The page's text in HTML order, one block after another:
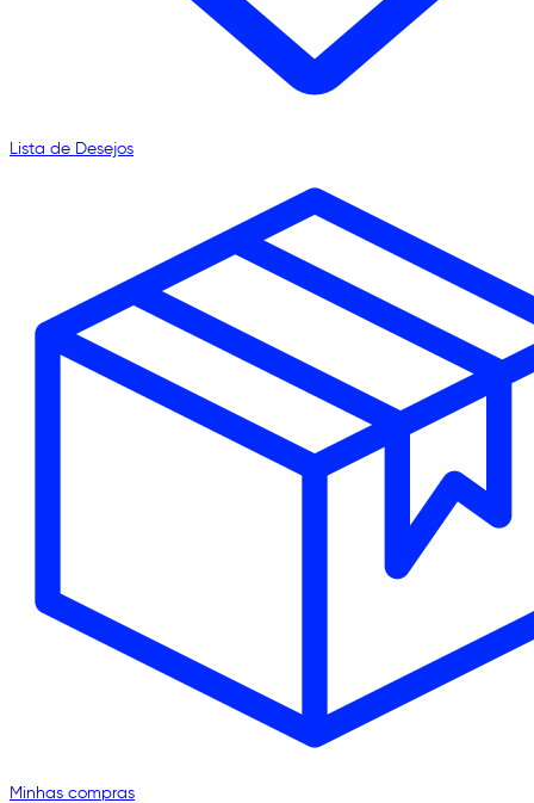
Lista de Desejos
Minhas compras